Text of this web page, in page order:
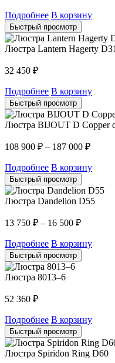
Подробнее В корзину
Быстрый просмотр
Люстра Lantern Hagerty D31
32 450 ₽
Подробнее В корзину
Быстрый просмотр
Люстра BIJOUT D Copper
108 900 ₽ – 187 000 ₽
Подробнее В корзину
Быстрый просмотр
Люстра Dandelion D55
13 750 ₽ – 16 500 ₽
Подробнее В корзину
Быстрый просмотр
Люстра 8013–6
52 360 ₽
Подробнее В корзину
Быстрый просмотр
Люстра Spiridon Ring D60